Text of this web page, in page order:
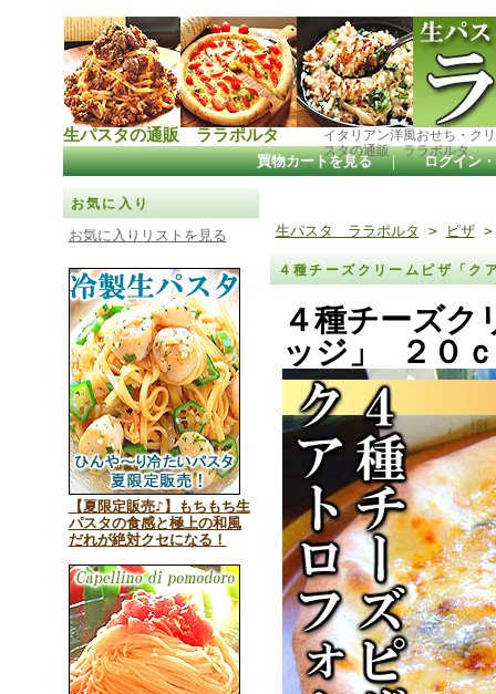
生パスタの通販 ララポルタ
イタリアン洋風おせち・ク
スタの通販 ララポルタ
買物カートを見る ｜ ログイン
お気に入り
お気に入りリストを見る
【夏限定販売♪】もちもち生
パスタの食感と極上の和風
だれが絶対クセになる！
生パスタ ララポルタ > ピザ
４種チーズクリームピザ「
４種チーズク
ッジ」 ２０